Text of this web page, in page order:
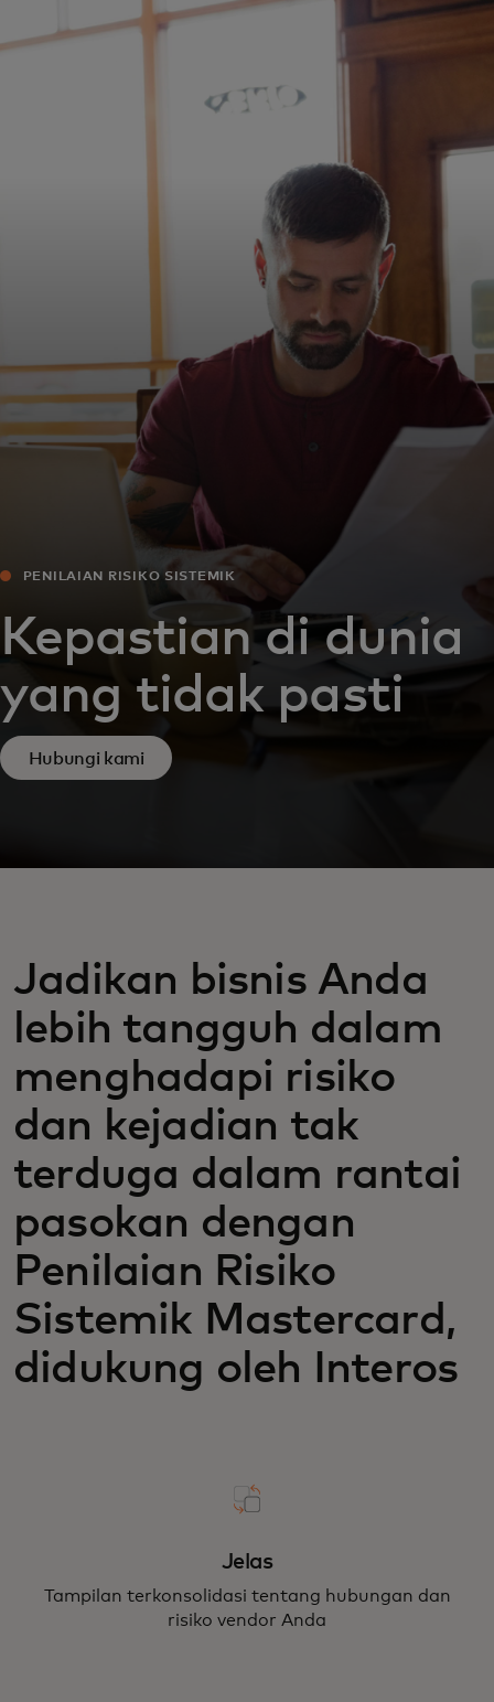
Untuk Anda
PENILAIAN RISIKO SISTEMIK
Kepastian di dunia
yang tidak pasti
Hubungi kami
Jadikan bisnis Anda
lebih tangguh dalam
menghadapi risiko
dan kejadian tak
terduga dalam rantai
pasokan dengan
Penilaian Risiko
Sistemik Mastercard,
didukung oleh Interos
Jelas
Tampilan terkonsolidasi tentang hubungan dan
risiko vendor Anda